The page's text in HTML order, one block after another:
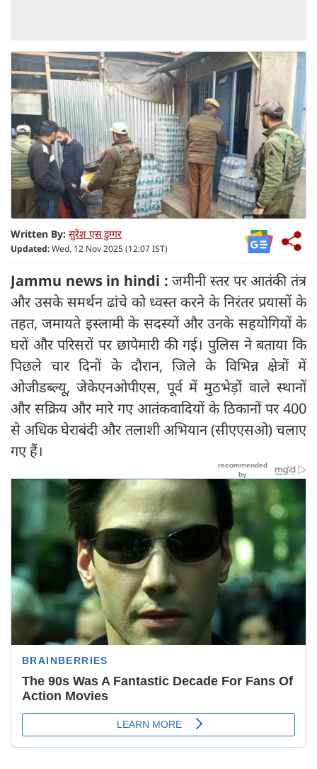
Written By: सुरेश एस डुग्गर
Updated:Wed, 12 Nov 2025 (12:07 IST)
Jammu news in hindi :जमीनी स्तर पर आतंकी तंत्र
और उसके समर्थन ढांचे को ध्वस्त करने के निरंतर प्रयासों के
तहत, जमायते इस्लामी के सदस्यों और उनके सहयोगियों के
घरों और परिसरों पर छापेमारी की गई। पुलिस ने बताया कि
पिछले चार दिनों के दौरान, जिले के विभिन्न क्षेत्रों में
ओजीडब्ल्यू, जेकेएनओपीएस, पूर्व में मुठभेड़ों वाले स्थानों
और सक्रिय और मारे गए आतंकवादियों के ठिकानों पर 400
से अधिक घेराबंदी और तलाशी अभियान (सीएएसओ) चलाए
गए हैं।